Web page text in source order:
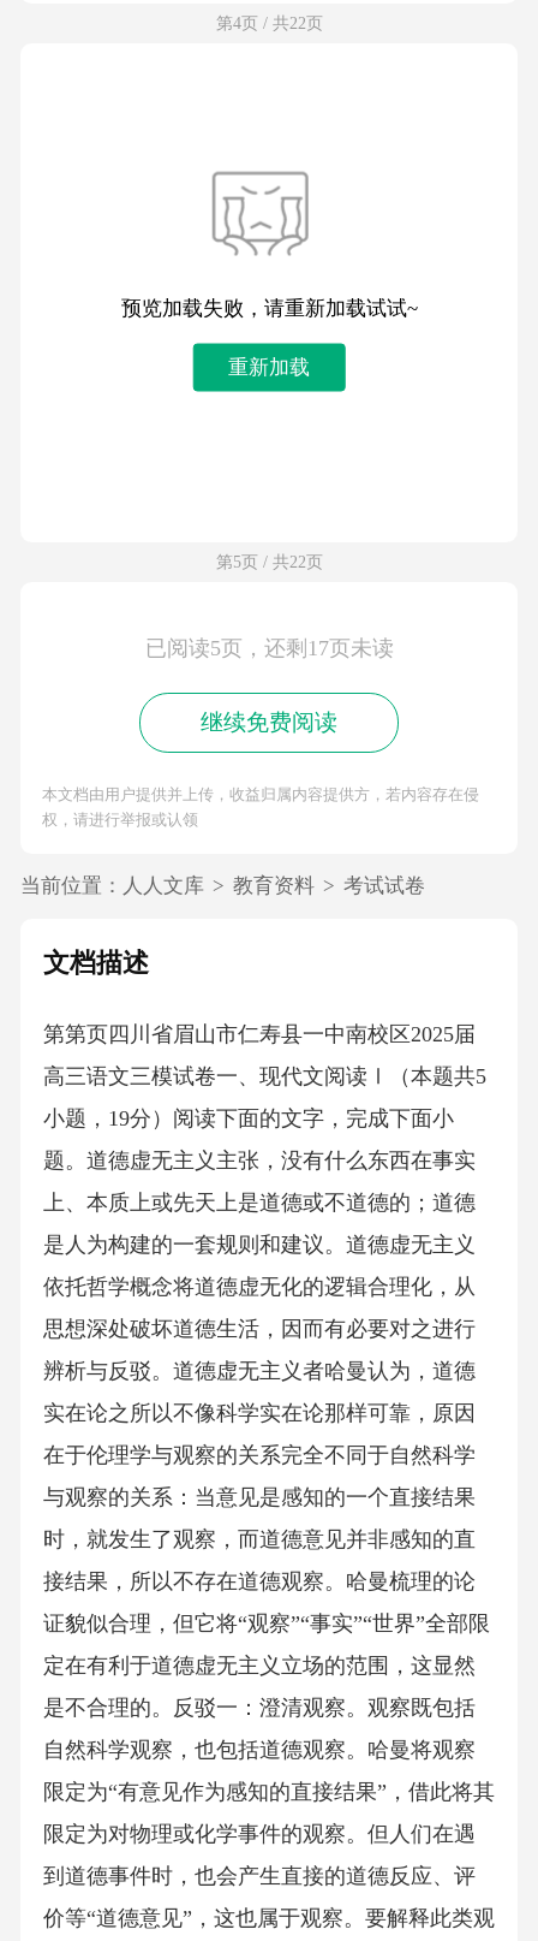
第4页 / 共22页
预览加载失败，请重新加载试试~
重新加载
第5页 / 共22页
已阅读5页，还剩17页未读
继续免费阅读
本文档由用户提供并上传，收益归属内容提供方，若内容存在侵
权，请进行举报或认领
当前位置： 人人文库 > 教育资料 > 考试试卷
文档描述
第第页四川省眉山市仁寿县一中南校区2025届
高三语文三模试卷一、现代文阅读Ⅰ（本题共5
小题，19分）阅读下面的文字，完成下面小
题。道德虚无主义主张，没有什么东西在事实
上、本质上或先天上是道德或不道德的；道德
是人为构建的一套规则和建议。道德虚无主义
依托哲学概念将道德虚无化的逻辑合理化，从
思想深处破坏道德生活，因而有必要对之进行
辨析与反驳。道德虚无主义者哈曼认为，道德
实在论之所以不像科学实在论那样可靠，原因
在于伦理学与观察的关系完全不同于自然科学
与观察的关系：当意见是感知的一个直接结果
时，就发生了观察，而道德意见并非感知的直
接结果，所以不存在道德观察。哈曼梳理的论
证貌似合理，但它将“观察”“事实”“世界”全部限
定在有利于道德虚无主义立场的范围，这显然
是不合理的。反驳一：澄清观察。观察既包括
自然科学观察，也包括道德观察。哈曼将观察
限定为“有意见作为感知的直接结果”，借此将其
限定为对物理或化学事件的观察。但人们在遇
到道德事件时，也会产生直接的道德反应、评
价等“道德意见”，这也属于观察。要解释此类观